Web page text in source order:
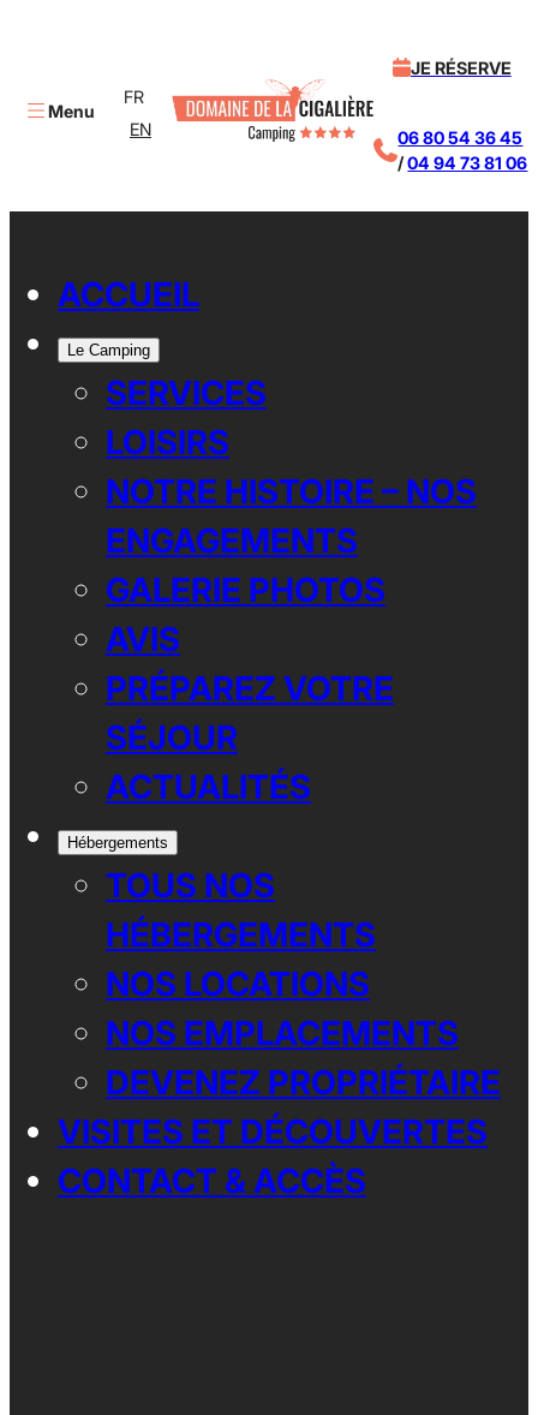
Menu
FR
EN
JE RÉSERVE
06 80 54 36 45
/04 94 73 81 06
ACCUEIL
Le Camping
SERVICES
LOISIRS
NOTRE HISTOIRE – NOS
ENGAGEMENTS
GALERIE PHOTOS
AVIS
PRÉPAREZ VOTRE
SÉJOUR
ACTUALITÉS
Hébergements
TOUS NOS
HÉBERGEMENTS
NOS LOCATIONS
NOS EMPLACEMENTS
DEVENEZ PROPRIÉTAIRE
VISITES ET DÉCOUVERTES
CONTACT & ACCÈS